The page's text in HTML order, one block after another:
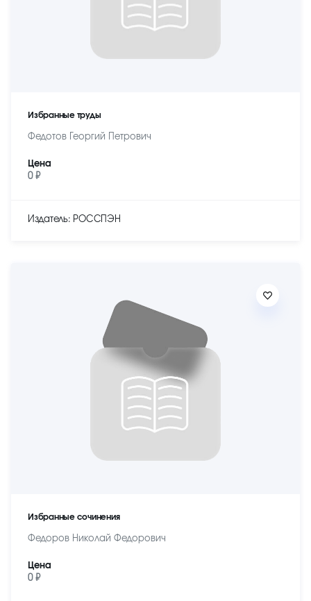
Избранные труды
Федотов Георгий Петрович
Цена
0 ₽
Издатель: РОССПЭН
Избранные сочинения
Федоров Николай Федорович
Цена
0 ₽